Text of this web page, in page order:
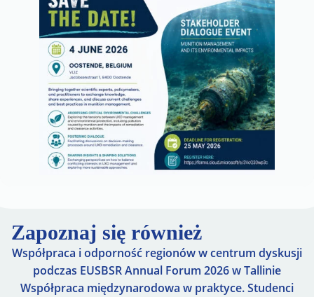
Zapoznaj się również
Współpraca i odporność regionów w centrum dyskusji
podczas EUSBSR Annual Forum 2026 w Tallinie
Współpraca międzynarodowa w praktyce. Studenci